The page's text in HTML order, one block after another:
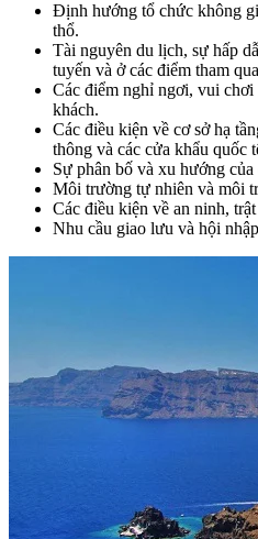
Định hướng tổ chức không
thổ.
Tài nguyên du lịch, sự hấp
tuyến và ở các điểm tham
Các điểm nghỉ ngơi, vui
khách.
Các điều kiện về cơ sở hạ
thông và các cửa khẩu quốc
Sự phân bố và xu hướng
Môi trường tự nhiên và môi
Các điều kiện về an ninh,
Nhu cầu giao lưu và hội